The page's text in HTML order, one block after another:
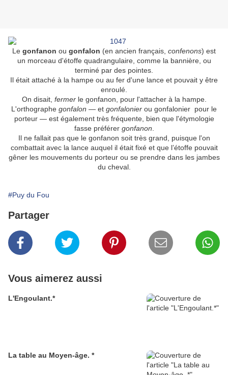
Le gonfanon ou gonfalon (en ancien français, confenons) est
un morceau d'étoffe quadrangulaire, comme la bannière, ou
terminé par des pointes.
Il était attaché à la hampe ou au fer d'une lance et pouvait y être
enroulé.
On disait, fermerle gonfanon, pour l'attacher à la hampe.
L'orthographe gonfalon — et gonfalonier ou gonfalonier pour le
porteur — est également très fréquente, bien que l'étymologie
fasse préférer gonfanon
Il ne fallait pas que le gonfanon soit très grand, puisque l'on
combattait avec la lance auquel il était fixé et que l’étoffe pouvait
gêner les mouvements du porteur ou se prendre dans les jambes
du cheval.
#Puy du Fou
Partager
Vous aimerez aussi
L'Engoulant.*
La table au Moyen-âge. *